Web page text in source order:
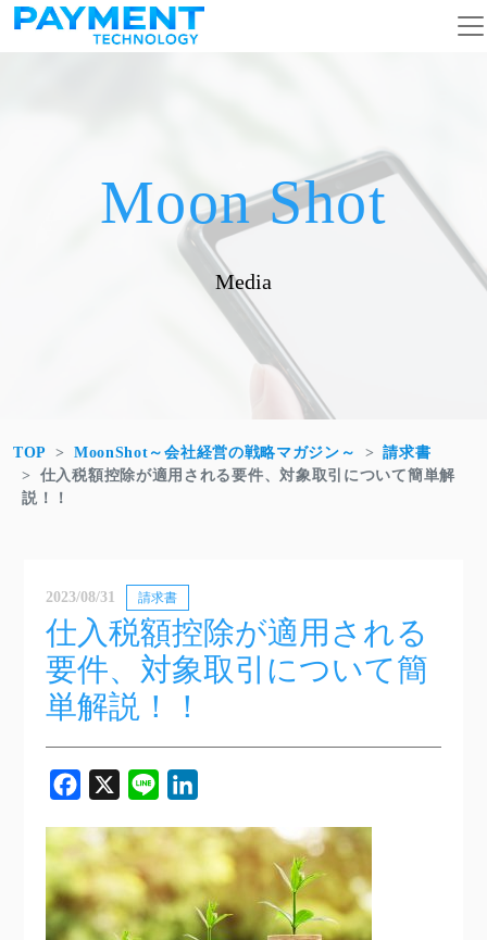
コンテンツへスキップ
メインナビゲーション
Moon Shot
Media
TOP MoonShot～会社経営の戦略マガジン～
請求書
仕入税額控除が適用される要件、対象取引について簡単解
説！！
2023/08/31 請求書
仕入税額控除が適用される
要件、対象取引について簡
単解説！！
Facebook
X Line